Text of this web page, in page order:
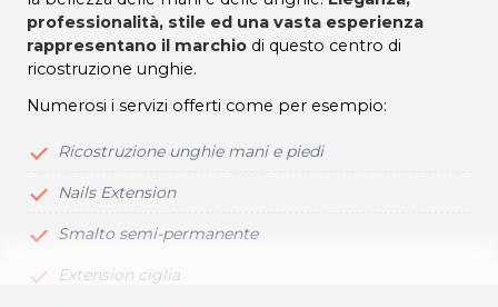
professionalità, stile ed una vasta esperienza
rappresentano il marchio di questo centro di
ricostruzione unghie.
Numerosi i servizi offerti come per esempio:
Ricostruzione unghie mani e piedi
Nails Extension
Smalto semi-permanente
Extension ciglia